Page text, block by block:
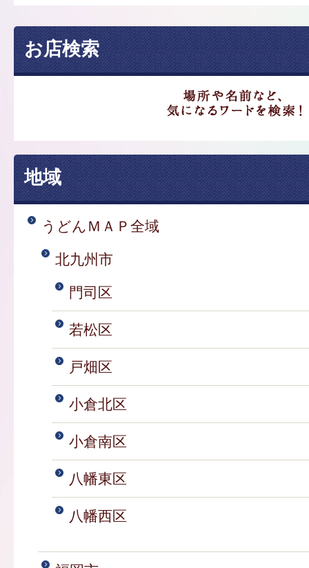
お店検索
地域
うどんＭＡＰ全域
北九州市
門司区
若松区
戸畑区
小倉北区
小倉南区
八幡東区
八幡西区